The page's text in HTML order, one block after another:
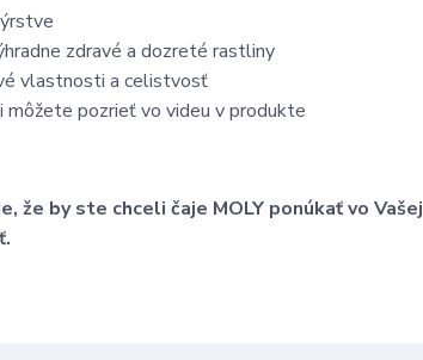
zdravé a dozreté rastliny
vlastnosti a celistvosť
môžete pozrieť vo videu v produkte
že by ste chceli čaje MOLY ponúkať vo Vašej